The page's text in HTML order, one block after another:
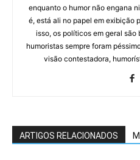
enquanto o humor não engana
é, está ali no papel em exibição
isso, os políticos em geral
humoristas sempre foram
visão contestadora,
ARTIGOS RELACIONADOS